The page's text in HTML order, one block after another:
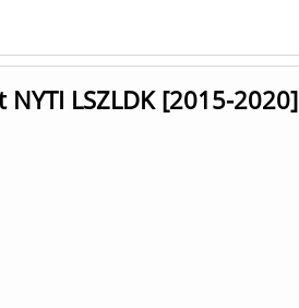
LSZLDK [2015-2020]